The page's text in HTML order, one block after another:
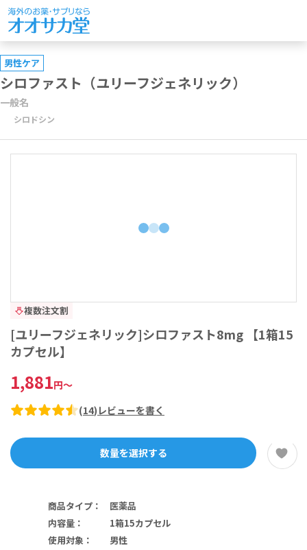
男性ケア
シロファスト（ユリーフジェネリック）
一般名
シロドシン
複数注文割
[ユリーフジェネリック]シロファスト8mg 【1箱15
カプセル】
1,881円～
(14) レビューを書く
数量を選択する
商品タイプ ：
医薬品
内容量 ：
1箱15カプセル
使用対象 ：
男性